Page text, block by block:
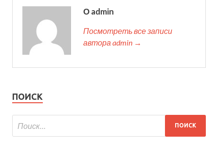
О admin
Посмотреть все записи
автора admin →
ПОИСК